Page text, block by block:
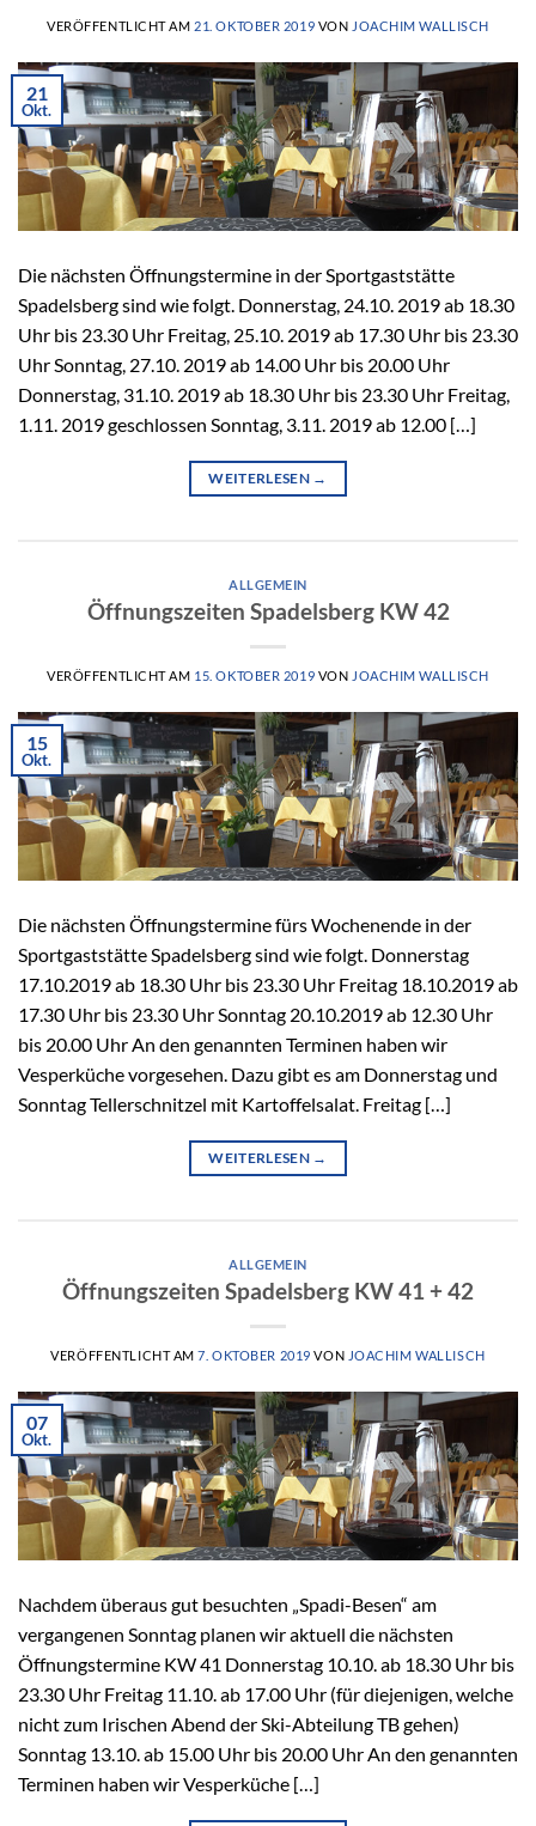
VERÖFFENTLICHT AM 21. OKTOBER 2019 VON JOACHIM WALLISCH
21
Okt.
Die nächsten Öffnungstermine in der Sportgaststätte
Spadelsberg sind wie folgt. Donnerstag, 24.10. 2019 ab 18.30
Uhr bis 23.30 Uhr Freitag, 25.10. 2019 ab 17.30 Uhr bis 23.30
Uhr Sonntag, 27.10. 2019 ab 14.00 Uhr bis 20.00 Uhr
Donnerstag, 31.10. 2019 ab 18.30 Uhr bis 23.30 Uhr Freitag,
1.11. 2019 geschlossen Sonntag, 3.11. 2019 ab 12.00 […]
WEITERLESEN →
ALLGEMEIN
Öffnungszeiten Spadelsberg KW 42
VERÖFFENTLICHT AM 15. OKTOBER 2019 VON JOACHIM WALLISCH
15
Okt.
Die nächsten Öffnungstermine fürs Wochenende in der
Sportgaststätte Spadelsberg sind wie folgt. Donnerstag
17.10.2019 ab 18.30 Uhr bis 23.30 Uhr Freitag 18.10.2019 ab
17.30 Uhr bis 23.30 Uhr Sonntag 20.10.2019 ab 12.30 Uhr
bis 20.00 Uhr An den genannten Terminen haben wir
Vesperküche vorgesehen. Dazu gibt es am Donnerstag und
Sonntag Tellerschnitzel mit Kartoffelsalat. Freitag […]
WEITERLESEN →
ALLGEMEIN
Öffnungszeiten Spadelsberg KW 41 + 42
VERÖFFENTLICHT AM7. OKTOBER 2019 VON JOACHIM WALLISCH
07
Okt.
Nachdem überaus gut besuchten „Spadi-Besen“ am
vergangenen Sonntag planen wir aktuell die nächsten
Öffnungstermine KW 41 Donnerstag 10.10. ab 18.30 Uhr bis
23.30 Uhr Freitag 11.10. ab 17.00 Uhr (für diejenigen, welche
nicht zum Irischen Abend der Ski-Abteilung TB gehen)
Sonntag 13.10. ab 15.00 Uhr bis 20.00 Uhr An den genannten
Terminen haben wir Vesperküche […]